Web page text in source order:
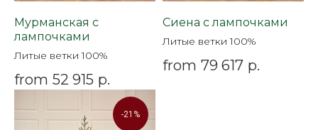
Мурманская с
лампочками
Литые ветки 100%
from 52 915 р.
Сиена с лампочками
Литые ветки 100%
from 79 617 р.
-21%